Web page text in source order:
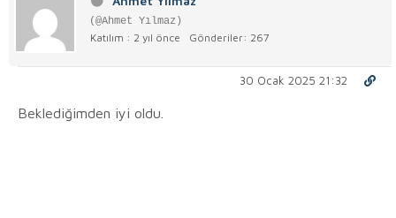
(@Ahmet Yılmaz)
Katılım : 2 yıl önce Gönderiler: 267
30 Ocak 2025 21:32
Beklediğimden iyi oldu.